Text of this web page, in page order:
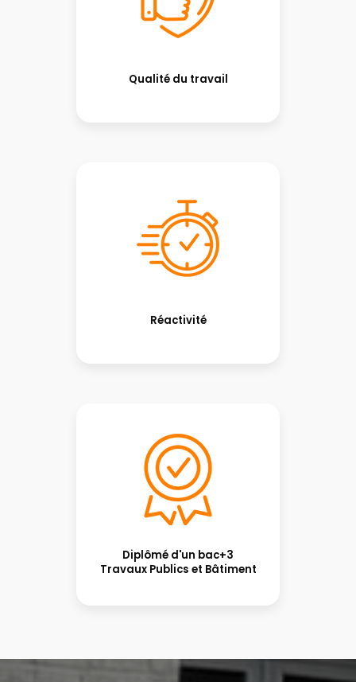
Qualité du travail
Réactivité
Diplômé d'un bac+3
Travaux Publics et Bâtiment